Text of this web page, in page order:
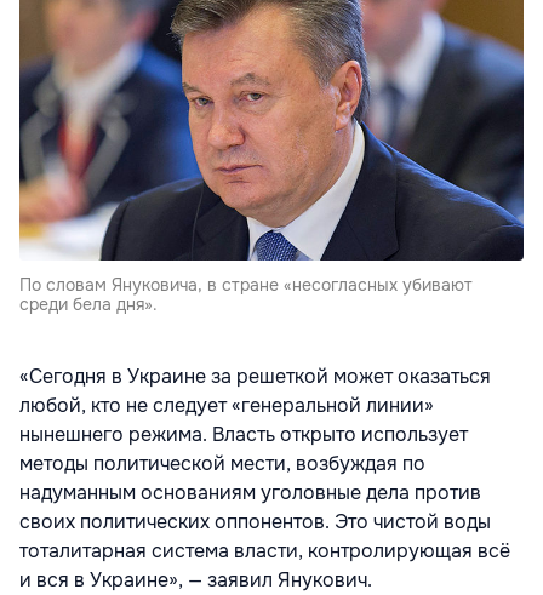
По словам Януковича, в стране «несогласных убивают
среди бела дня».
«Сегодня в Украине за решеткой может оказаться
любой, кто не следует «генеральной линии»
нынешнего режима. Власть открыто использует
методы политической мести, возбуждая по
надуманным основаниям уголовные дела против
своих политических оппонентов. Это чистой воды
тоталитарная система власти, контролирующая всё
и вся в Украине», — заявил Янукович.